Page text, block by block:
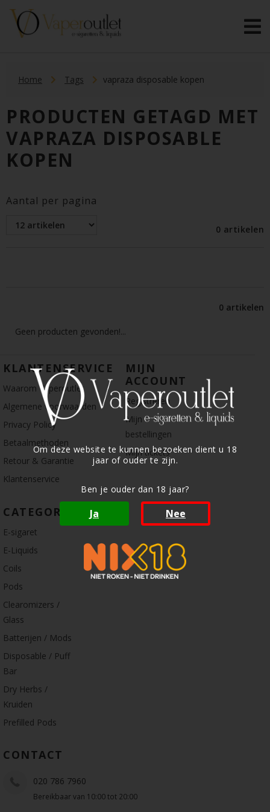
Om deze website te kunnen bezoeken dient u 18
jaar of ouder te zijn.
Ben je ouder dan 18 jaar?
Ja Nee
Home Tags vapraza disposable kopen
PRODUCTEN GETAGD MET
VAPRAZA DISPOSABLE
KOPEN
Aantal per pagina
0 artikelen
0 artikelen
Geen producten gevonden!...
KLANTENSERVICE
Waarom Vaperoutlet
Algemene voorwaarden
Privacy Policy
Betaalmethoden
Retour & Garantie
Klantenservice
MIJN
ACCOUNT
Registreren
Mijn
bestellingen
Mijn tickets
CATEGORIE
E-sigaret
E-Liquids
Coils
Pods
Clearomizers /
Glass
Batterijen / Mods
Disposable / Puff
Bar
Dry Herbs /
Kruiden
Prefilled Pods
CONTACT
020 786 7960
Bereikbaar van 10:00 tot 20:00